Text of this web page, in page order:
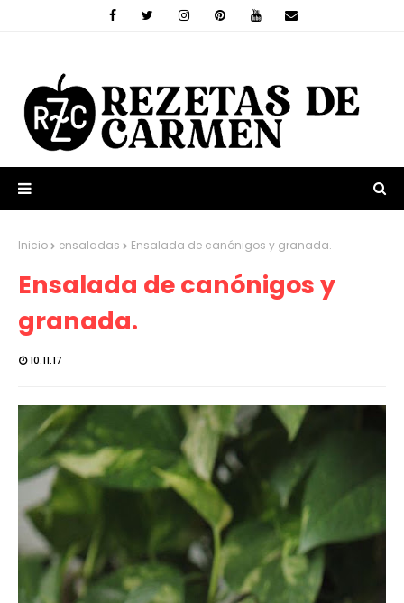
Inicio ensaladas Ensalada de canónigos y granada.
Ensalada de canónigos y
granada.
10.11.17